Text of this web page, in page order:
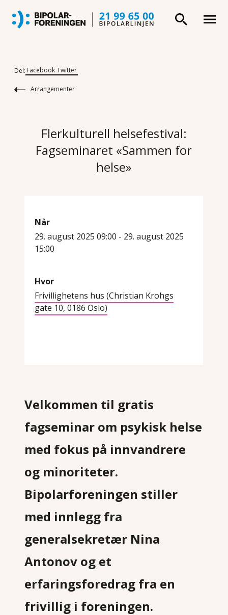
Del: Facebook Twitter
Arrangementer
Flerkulturell helsefestival:
Fagseminaret «Sammen for
helse»
Når
29. august 2025 09:00 - 29. august 2025
15:00
Hvor
Frivillighetens hus (Christian Krohgs
gate 10, 0186 Oslo)
Velkommen til gratis
fagseminar om psykisk helse
med fokus på innvandrere
og minoriteter.
Bipolarforeningen stiller
med innlegg fra
generalsekretær Nina
Antonov og et
erfaringsforedrag fra en
frivillig i foreningen.